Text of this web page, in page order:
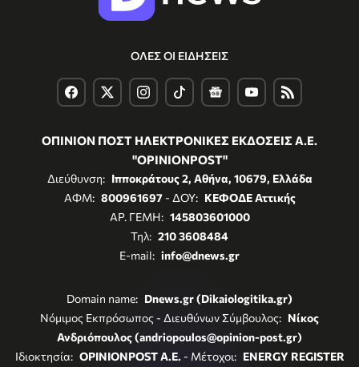
ΟΛΕΣ ΟΙ ΕΙΔΗΣΕΙΣ
ΟΠΙΝΙΟΝ ΠΟΣΤ ΗΛΕΚΤΡΟΝΙΚΕΣ ΕΚΔΟΣΕΙΣ Α.Ε.
"OPINIONPOST"
Διεύθυνση: Ιπποκράτους 2, Αθήνα, 10679, Ελλάδα
ΑΦΜ: 800961697- ΔΟΥ: ΚΕΦΟΔΕ Αττικής
ΑΡ. ΓΕΜΗ: 145803601000
Τηλ: 210 3608484
E-mail: info@dnews.gr
Domain name: Dnews.gr (Dikaiologitika.gr)
Νόμιμος Εκπρόσωπος - Διευθύνων Σύμβουλος: Νίκος
Ανδριόπουλος (andriopoulos@opinion-post.gr)
Ιδιοκτησία: OPINIONPOST A.E. - Μέτοχοι: ENERGY REGISTER